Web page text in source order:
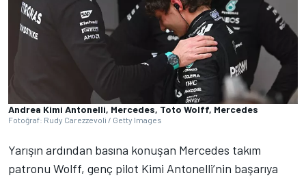
Andrea Kimi Antonelli, Mercedes, Toto Wolff, Mercedes
Fotoğraf: Rudy Carezzevoli / Getty Images
Yarışın ardından basına konuşan Mercedes takım
patronu Wolff, genç pilot Kimi Antonelli’nin başarıya